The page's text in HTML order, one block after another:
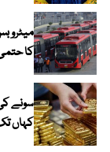
کا
سونے
کہاں